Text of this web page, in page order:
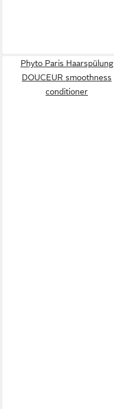
Phyto Paris Haarspülung
DOUCEUR smoothness
conditioner